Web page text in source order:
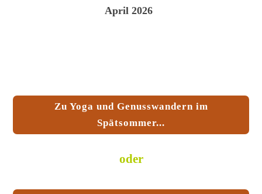
April 2026
Zu Yoga und Genusswandern im
Spätsommer...
oder